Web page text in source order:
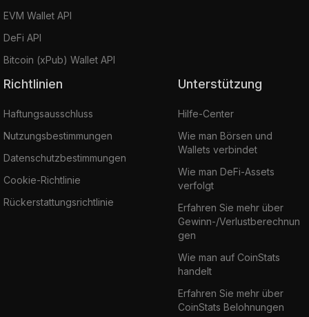
EVM Wallet API
DeFi API
Bitcoin (xPub) Wallet API
Richtlinien
Haftungsausschluss
Nutzungsbestimmungen
Datenschutzbestimmungen
Cookie-Richtlinie
Rückerstattungsrichtlinie
Unterstützung
Hilfe-Center
Wie man Börsen und
Wallets verbindet
Wie man DeFi-Assets
verfolgt
Erfahren Sie mehr über
Gewinn-/Verlustberechnun
gen
Wie man auf CoinStats
handelt
Erfahren Sie mehr über
CoinStats Belohnungen